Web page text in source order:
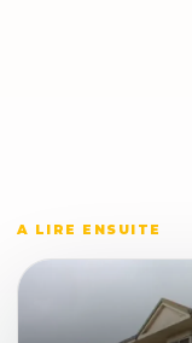
A LIRE ENSUITE